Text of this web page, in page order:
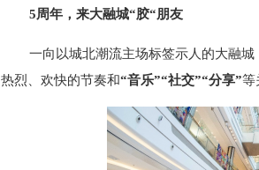
5周年，来大融城“胶“朋友
一向以城北潮流主场标签示人的大融
热烈、欢快的节奏和“音乐”“社交”“分享”等